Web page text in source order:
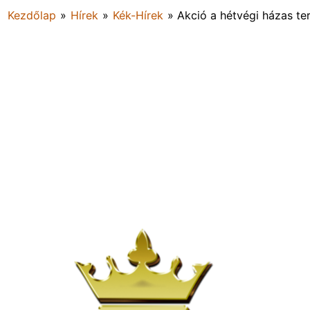
Kezdőlap » Hírek » Kék-Hírek » Akció a hétvégi házas